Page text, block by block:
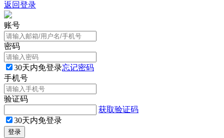
返回登录
账号
密码
30天内免登录忘记密码
手机号
验证码
获取验证码
30天内免登录